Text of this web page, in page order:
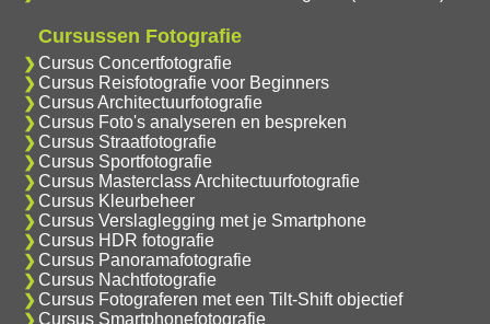
Cursussen Fotografie
Cursus Concertfotografie
Cursus Reisfotografie voor Beginners
Cursus Architectuurfotografie
Cursus Foto's analyseren en bespreken
Cursus Straatfotografie
Cursus Sportfotografie
Cursus Masterclass Architectuurfotografie
Cursus Kleurbeheer
Cursus Verslaglegging met je Smartphone
Cursus HDR fotografie
Cursus Panoramafotografie
Cursus Nachtfotografie
Cursus Fotograferen met een Tilt-Shift objectief
Cursus Smartphonefotografie